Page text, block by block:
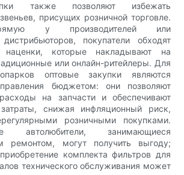
также позволяют избежать
присущих розничной торговле.
у производителей или
покупатели обходят
наценки, которые накладывают на
или онлайн-ритейлеры. Для
оптовые закупки являются
бюджетом: они позволяют
расходы на запчасти и обеспечивают
снижая инфляционный риск,
розничными покупками.
занимающиеся
ремонтом, могут получить выгоду;
комплекта фильтров для
технического обслуживания может